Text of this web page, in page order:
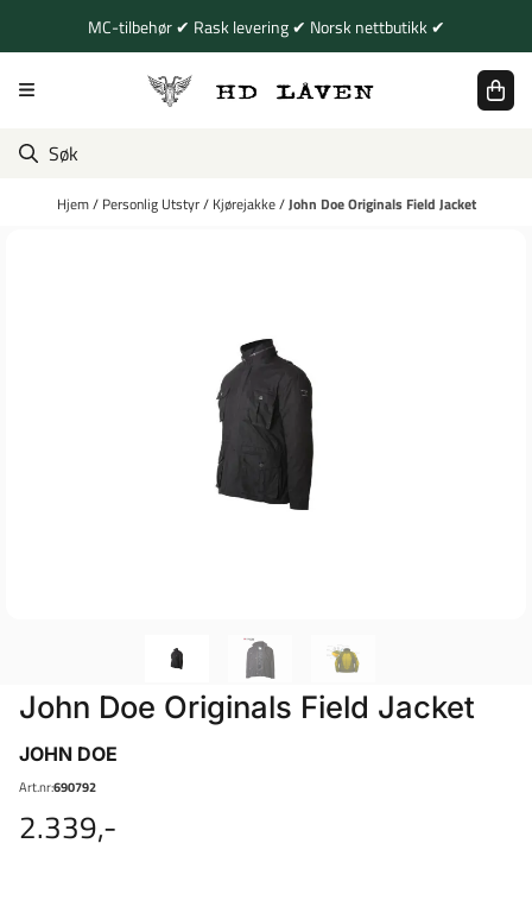
Hopp til innholdMC-tilbehør ✔ Rask levering ✔ Norsk nettbutikk ✔
Hjem/ Personlig Utstyr/ Kjørejakke/John Doe Originals Field Jacket
John Doe Originals Field Jacket
JOHN DOE
Art.nr:690792
2.339,-